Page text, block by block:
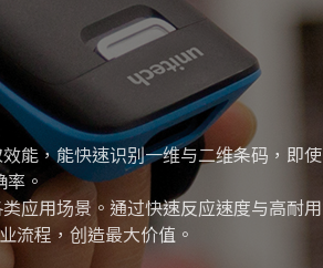
能，能快速识别一维与二维条码，即使
率。
应用场景。通过快速反应速度与高耐用
流程，创造最大价值。